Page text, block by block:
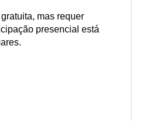
mas requer
presencial está